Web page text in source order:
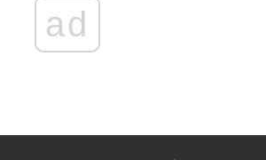
ad